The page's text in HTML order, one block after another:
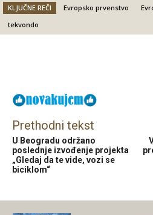
KLJUČNE REČI Evropsko prvenstvo
tekvondo
Prethodni tekst
U Beogradu održano
poslednje izvođenje projekta
„Gledaj da te vide, vozi se
biciklom“